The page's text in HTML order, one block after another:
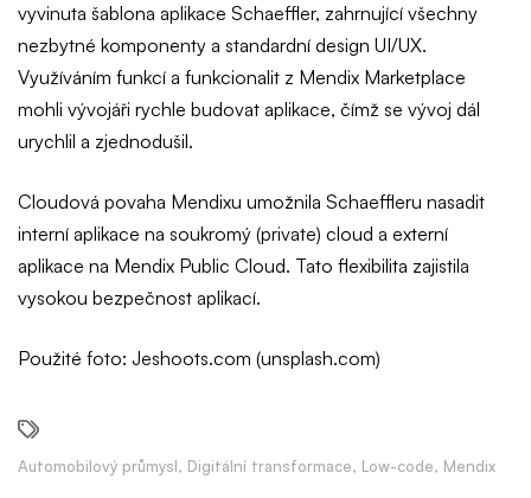
vyvinuta šablona aplikace Schaeffler, zahrnující všechny
nezbytné komponenty a standardní design UI/UX.
Využíváním funkcí a funkcionalit z Mendix Marketplace
mohli vývojáři rychle budovat aplikace, čímž se vývoj dál
urychlil a zjednodušil.
Cloudová povaha Mendixu umožnila Schaeffleru nasadit
interní aplikace na soukromý (private) cloud a externí
aplikace na Mendix Public Cloud. Tato flexibilita zajistila
vysokou bezpečnost aplikací.
Použité foto: Jeshoots.com (unsplash.com)
Automobilový průmysl, Digitální transformace, Low-code, Mendix